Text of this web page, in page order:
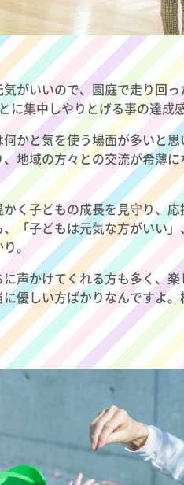
がいいので、園庭で走り回
に集中しやりとげる事の達成
かと気を使う場面が多いと
地域の方々との交流が希薄
く子どもの成長を見守り、
「子どもは元気な方がいい
。
声かけてくれる方も多く、
優しい方ばかりなんですよ